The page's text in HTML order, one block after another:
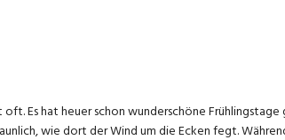
Es hat heuer schon wunderschöne
wie dort der Wind um die Ecken fegt.